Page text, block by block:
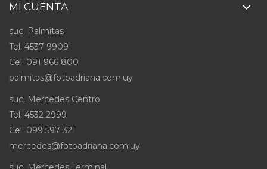
MI CUENTA
suc. Palmitas
Tel. 4537 9909
Cel. 091 966 800
palmitas@fotoadriana.com.uy
suc. Mercedes Centro
Tel. 4532 2999
Cel. 099 597 321
mercedes@fotoadriana.com.uy